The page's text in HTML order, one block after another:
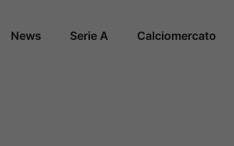
News Serie A Calciomercato